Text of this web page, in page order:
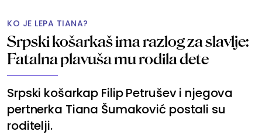
KO JE LEPA TIANA?
Srpski košarkaš ima razlog za slavlje:
Fatalna plavuša mu rodila dete
Srpski košarkap Filip Petrušev i njegova
pertnerka Tiana Šumaković postali su
roditelji.